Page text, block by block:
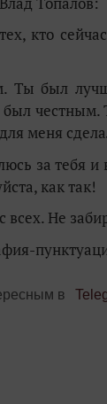
кто
Ты был
честным.
меня
за тебя
как так!
Не
в